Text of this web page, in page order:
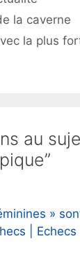
la caverne
la plus
au
»
|